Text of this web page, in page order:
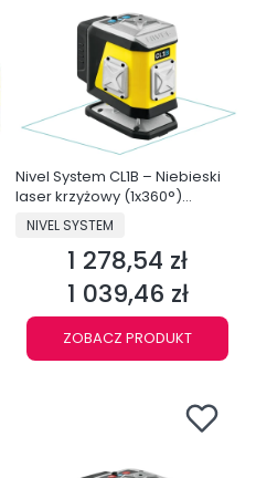
Nivel System CL1B – Niebieski
laser krzyżowy (1x360°)
Bluetooth
PRODUCENT
NIVEL SYSTEM
Cena
1 278,54 zł
Cena
1 039,46 zł
ZOBACZ PRODUKT